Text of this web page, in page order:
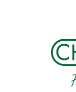
k